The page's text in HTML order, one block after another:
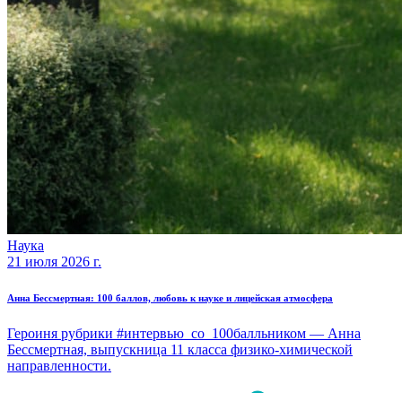
Наука
21 июля 2026 г.
Анна Бессмертная: 100 баллов, любовь к науке и лицейская атмосфера
Героиня рубрики #интервью_со_100балльником — Анна
Бессмертная, выпускница 11 класса физико-химической
направленности.